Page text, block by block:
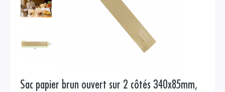
Sac papier brun ouvert sur 2 côtés 340x85mm,